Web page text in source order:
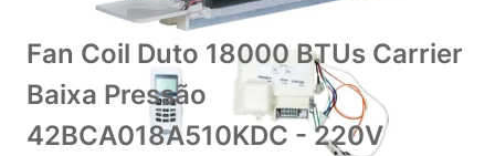
Fan Coil Duto 18000 BTUs Carrier
Baixa Pressão
42BCA018A510KDC - 220V